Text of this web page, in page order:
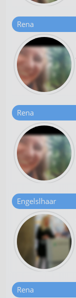
Rena
Rena
Engelslhaar
Rena